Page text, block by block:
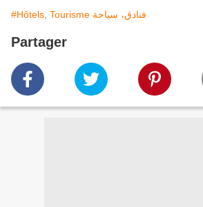
#Hôtels, Tourisme فنادق، سياحة
Partager